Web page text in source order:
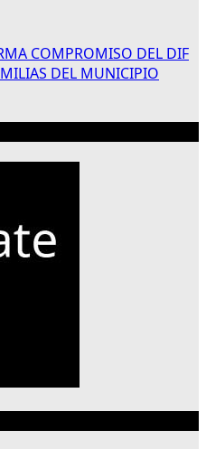
COMPROMISO DEL DIF
DEL MUNICIPIO